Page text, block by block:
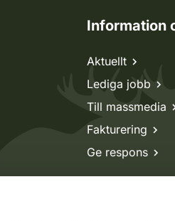
Information
Aktuellt
Lediga jobb
Till massmedia
Fakturering
Ge respons